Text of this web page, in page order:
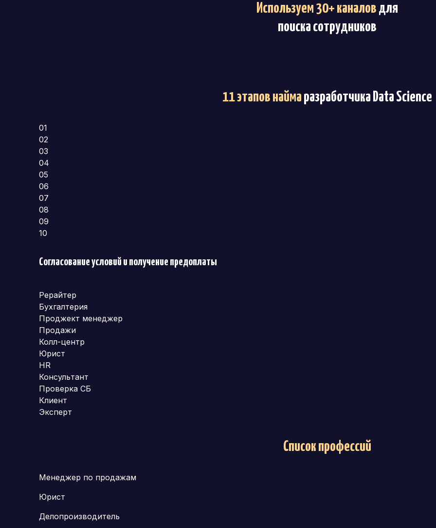
Используем 30+ каналов для
поиска сотрудников
11 этапов найма разработчика Data Science
01
02
03
04
05
06
07
08
09
10
Согласование условий и получение предоплаты
Рерайтер
Бухгалтерия
Проджект менеджер
Продажи
Колл-центр
Юрист
HR
Консультант
Проверка СБ
Клиент
Эксперт
Список профессий
Менеджер по продажам
Юрист
Делопроизводитель